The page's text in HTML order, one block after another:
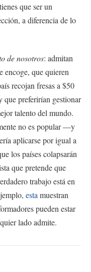
que ser un
a diferencia de lo
de nosotros: admitan
encoge, que quieren
recojan fresas a $50
que preferirían gestionar
talento del mundo.
no es popular —y
aplicarse por igual a
los países colapsarán
que pretende que
trabajo está en
esta muestran
pueden estar
lado admite.